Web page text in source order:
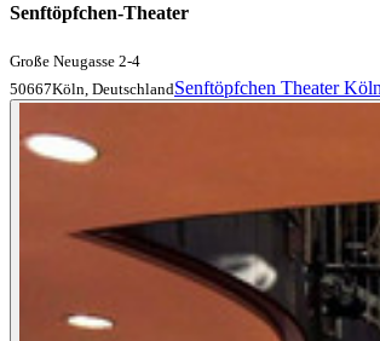
Senftöpfchen-Theater
Große Neugasse 2-4
50667Köln, DeutschlandSenftöpfchen Theater Köln